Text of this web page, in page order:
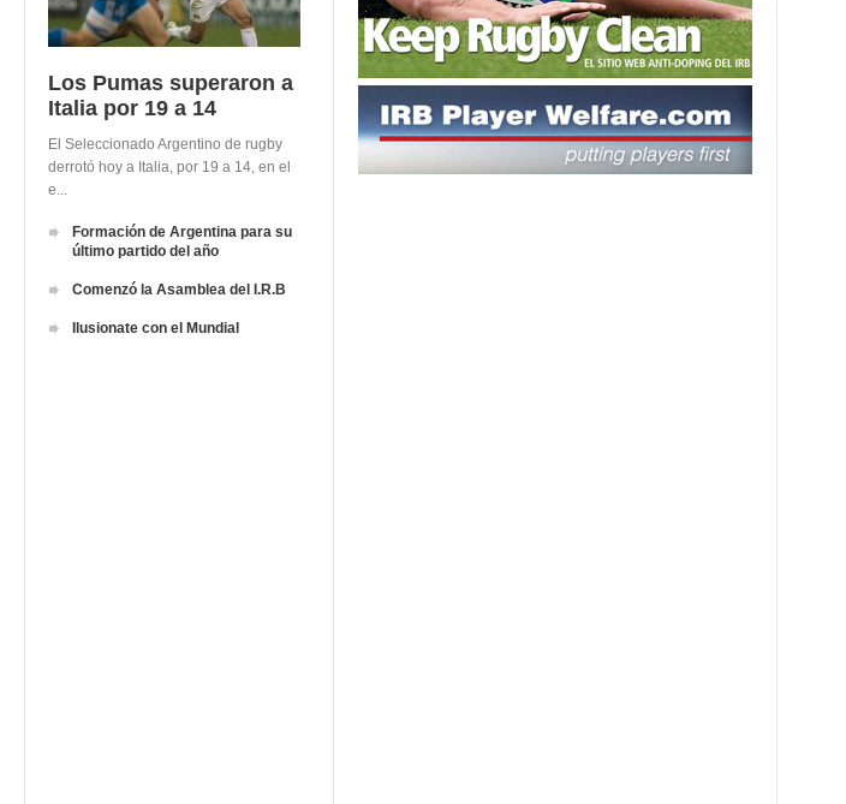
Los Pumas superaron a
Italia por 19 a 14
El Seleccionado Argentino de rugby
derrotó hoy a Italia, por 19 a 14, en el
e...
Formación de Argentina para su
último partido del año
Comenzó la Asamblea del I.R.B
Ilusionate con el Mundial